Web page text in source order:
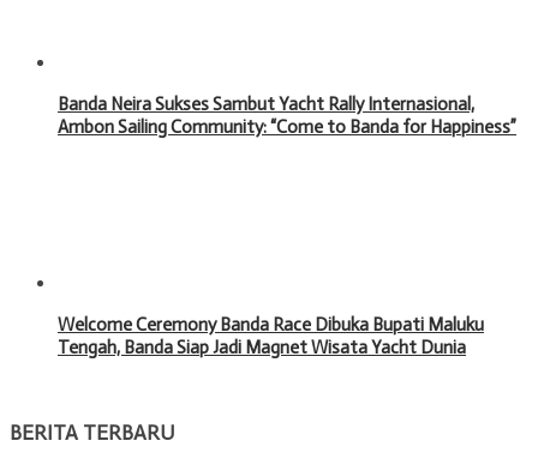
Banda Neira Sukses Sambut Yacht Rally Internasional,
Ambon Sailing Community: “Come to Banda for Happiness”
Welcome Ceremony Banda Race Dibuka Bupati Maluku
Tengah, Banda Siap Jadi Magnet Wisata Yacht Dunia
BERITA TERBARU